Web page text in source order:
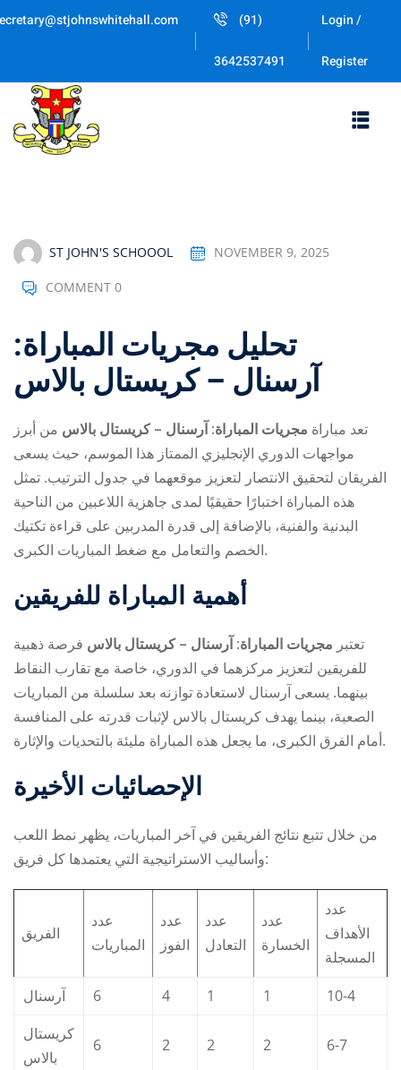
Skip
(91)
3642537491
Login /
Register
ST JOHN'S SCHOOOL NOVEMBER 9, 2025
COMMENT 0
تحليل مجريات المباراة:
آرسنال – كريستال بالاس
تعد مباراة مجريات المباراة: آرسنال – كريستال بالاس من أبرز
مواجهات الدوري الإنجليزي الممتاز هذا الموسم، حيث يسعى
الفريقان لتحقيق الانتصار لتعزيز موقعهما في جدول الترتيب. تمثل
هذه المباراة اختبارًا حقيقيًا لمدى جاهزية اللاعبين من الناحية
البدنية والفنية، بالإضافة إلى قدرة المدربين على قراءة تكتيك
الخصم والتعامل مع ضغط المباريات الكبرى.
أهمية المباراة للفريقين
تعتبر مجريات المباراة: آرسنال – كريستال بالاس فرصة ذهبية
للفريقين لتعزيز مركزهما في الدوري، خاصة مع تقارب النقاط
بينهما. يسعى آرسنال لاستعادة توازنه بعد سلسلة من المباريات
الصعبة، بينما يهدف كريستال بالاس لإثبات قدرته على المنافسة
أمام الفرق الكبرى، ما يجعل هذه المباراة مليئة بالتحديات والإثارة.
الإحصائيات الأخيرة
من خلال تتبع نتائج الفريقين في آخر المباريات، يظهر نمط اللعب
وأساليب الاستراتيجية التي يعتمدها كل فريق:
الفريق
عدد
المباريات
عدد
الفوز
عدد
التعادل
عدد
الخسارة
عدد
الأهداف
المسجلة
آرسنال
6 4 1 1
10-4
كريستال
بالاس
6 2 2 2 6-7